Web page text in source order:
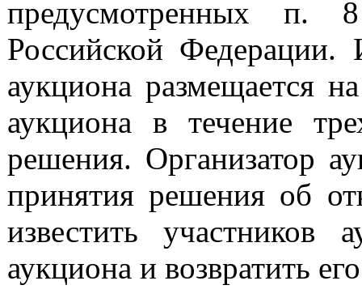
предусмотренных п.
Российской Федерации.
аукциона размещается
аукциона в течение
решения. Организатор
принятия решения об
известить участников
аукциона и возвратить